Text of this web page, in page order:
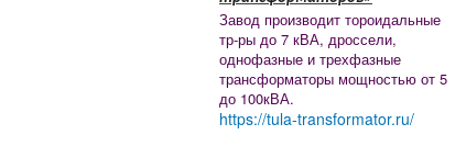
Завод производит тороидальные
тр-ры до 7 кВА, дроссели,
однофазные и трехфазные
трансформаторы мощностью от 5
до 100кВА.
https://tula-transformator.ru/